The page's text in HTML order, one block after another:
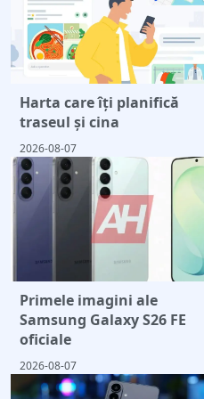
Harta care îți planifică
traseul și cina
2026-08-07
Primele imagini ale
Samsung Galaxy S26 FE
oficiale
2026-08-07